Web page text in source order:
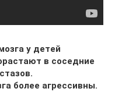
у детей
в соседние
более агрессивны.